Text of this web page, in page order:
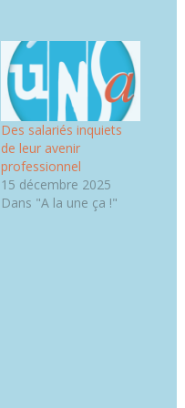
Des salariés inquiets
de leur avenir
professionnel
15 décembre 2025
Dans "A la une ça !"